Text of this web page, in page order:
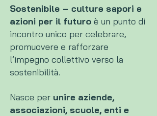
Sostenibile – culture sapori e
azioni per il futuro è un punto di
incontro unico per celebrare,
promuovere e rafforzare
l’impegno collettivo verso la
sostenibilità.
Nasce per unire aziende,
associazioni, scuole, enti e